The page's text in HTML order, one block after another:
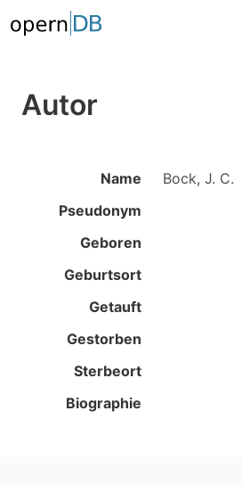
Autor
Name
Bock, J. C.
Pseudonym
Geboren
Geburtsort
Getauft
Gestorben
Sterbeort
Biographie